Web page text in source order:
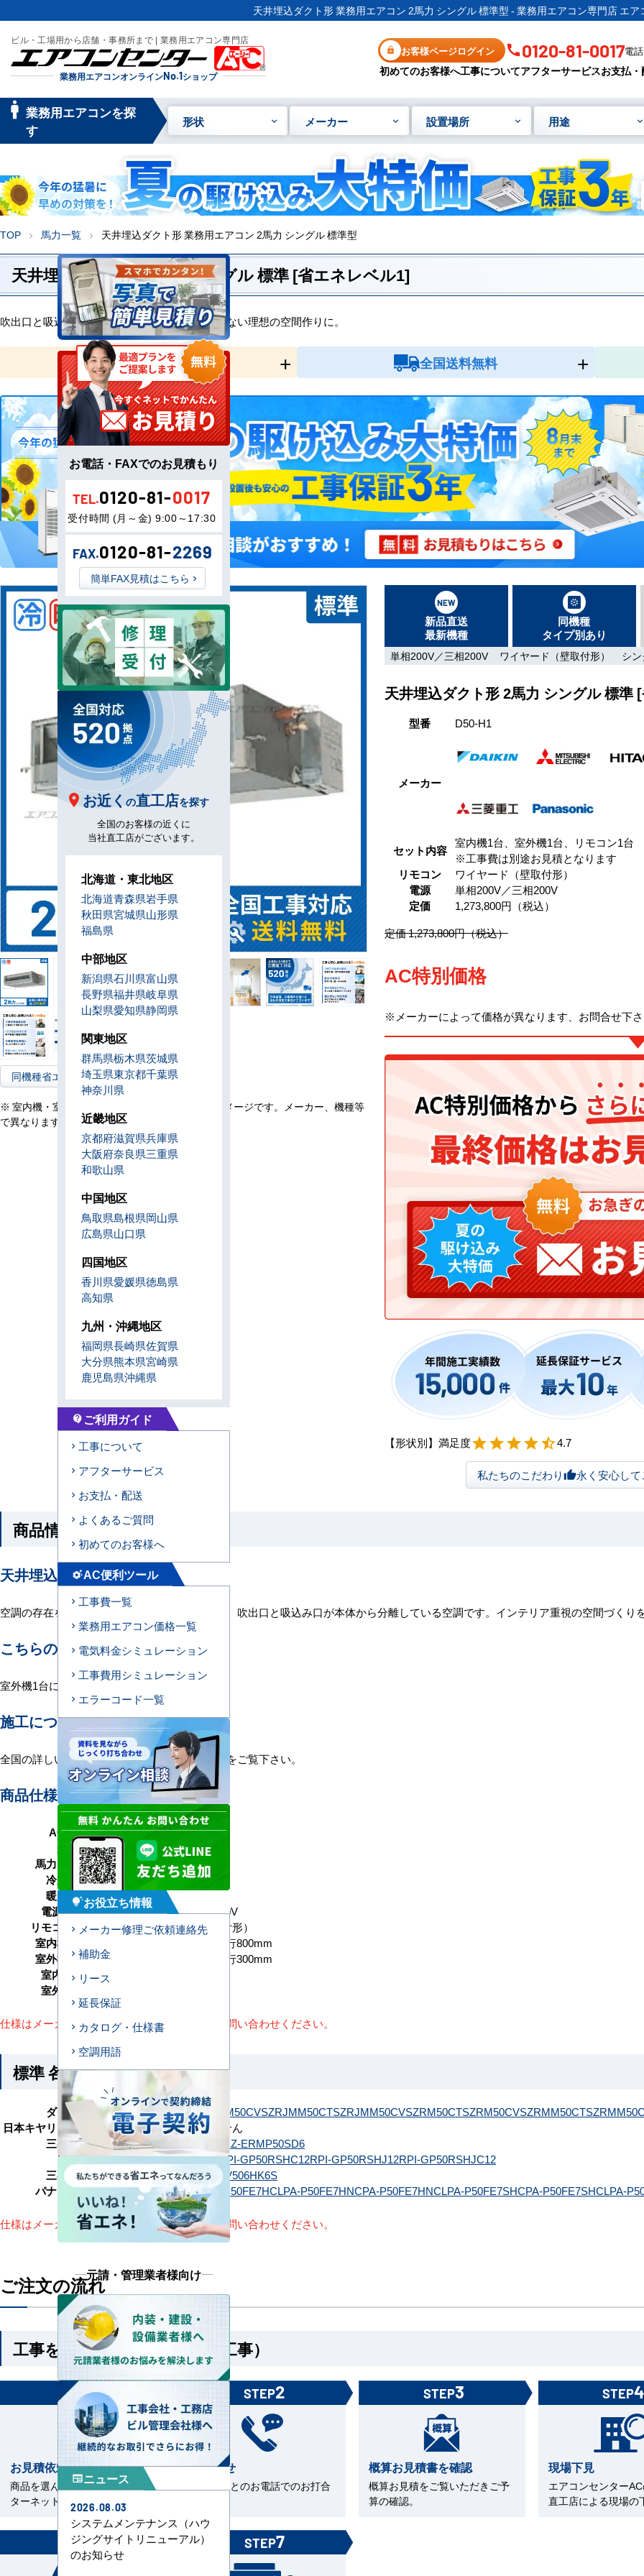
天井埋込ダクト形 業務用エアコン 2馬力 シングル 標準型 - 業務用エアコン専門店 エア
ビル・工場用から店舗・事務所まで | 業務用エアコン専門店
業務用エアコンオンラインNo.1ショップ
お客様ページログイン 0120-81-0017電
初めてのお客様へ工事についてアフターサービスお支払
manage_searc
業務用エアコンを探
す
形状 メーカー 設置場所 用途
TOP chevron_right 馬力一覧 chevron_right 天井埋込ダクト形 業務用エアコン 2馬力 シングル 標準型
天井埋込ダクト形 2馬力 シングル 標準 [省エネレベル1]
吹出口と吸込口を自由自在に配置可能。妥協しない理想の空間作りに。
全国工事対応 全国送料無料
同機種省エネ型へ
※ 室内機・室外機・リモコン・設置例の画像はイメージです。メーカー、機種等
で異なります。
新品直送
最新機種
同機種
タイプ別あり
単相200V／三相200V ワイヤード（壁取付形） シ
天井埋込ダクト形 2馬力 シングル 標準
型番 D50-H1
メーカー
セット内容
室内機1台、室外機1台、リモコン1台
※工事費は別途お見積となります
リモコン
ワイヤード（壁取付形）
電源
単相200V／三相200V
定価
1,273,800円（税込）
定価 1,273,800円（税込）
AC特別価格
※メーカーによって価格が異なります、お問合せ下
【形状別】満足度starstarstarstarstar_half4.7
私たちのこだわりthumb_up永く安心し
商品情報
天井埋込ダクト形エアコンの特長
空調の存在を感じさせない、ダクト形エアコン。吹出口と吸込み口が本体から分離している空調です。インテリア重視の空間づくり
こちらの機種について
室外機1台に室内機1台を接続する1対1構成。
施工について
全国の詳しい施工エリアに関しましてはこちら をご覧下さい。
商品仕様＜参考例＞
AC型番
D50-H1
形状
天井埋込ダクト形
馬力（能力）
2馬力 P50形
冷房能力
4.5（1.0～5.0） kW
暖房能力
4.5（1.0～5.6） kW
電源タイプ
単相200V／三相200V
リモコンタイプ
ワイヤード（壁取付形）
室内機サイズ
高さ300×幅700×奥行800mm
室外機サイズ
高さ629×幅799×奥行300mm
室内機重量
室外機重量
仕様はメーカーによって異なります。詳細はお問い合わせください。
標準 各メーカーの参考型番
ダイキン SZRJM50CTSZRJM50CVSZRJMM50CTSZRJMM50CVSZRM50CTSZRM50CVSZRMM50CT
日本キヤリア（旧：東芝）該当機種がありません
三菱電機
PEZ-ERMP50D6
PEZ-ERMP50SD6
日立
RPI-GP50RSH12RPI-GP50RSHC12RPI-GP50RSHJ12RPI-GP50RSHJC12
三菱重工
FDUV506H6SFDUV506HK6S
パナソニック
PA-P50FE7HCPA-P50FE7HCLPA-P50FE7HNCPA-P50FE7HNCLPA-P50FE7SHCPA-P50FE7SHCLPA-
仕様はメーカーによって異なります。詳細はお問い合わせください。
ご注文の流れ
工事を依頼される方（機器＋工事）
STEP1
お見積依頼
商品を選んで見積依頼をイン
ターネットまたはFAXで送信。
STEP2
お打合せ
当社担当とのお電話でのお打合
STEP3
概算お見積書を確認
概算お見積をご覧いただきご予
算の確認。
STEP4
現場下見
エアコンセンター
直工店による現場の
STEP6 STEP7
お電話・FAXでのお見積もり
TEL.0120-81-0017
受付時間 (月～金) 9:00～17:30
FAX.0120-81-2269
簡単FAX見積はこちら
お近く の直工店を探す
全国のお客様の近くに
当社直工店がございます。
北海道・東北地区
北海道青森県岩手県
秋田県宮城県山形県
福島県
中部地区
新潟県石川県富山県
長野県福井県岐阜県
山梨県愛知県静岡県
関東地区
群馬県栃木県茨城県
埼玉県東京都千葉県
神奈川県
近畿地区
京都府滋賀県兵庫県
大阪府奈良県三重県
和歌山県
中国地区
鳥取県島根県岡山県
広島県山口県
四国地区
香川県愛媛県徳島県
高知県
九州・沖縄地区
福岡県長崎県佐賀県
大分県熊本県宮崎県
鹿児島県沖縄県
contact_support ご利用ガイド
工事について
アフターサービス
お支払・配送
よくあるご質問
初めてのお客様へ
settings_suggestAC便利ツール
工事費一覧
業務用エアコン価格一覧
電気料金シミュレーション
工事費用シミュレーション
エラーコード一覧
tips_and_updatesお役立ち情報
メーカー修理ご依頼連絡先
補助金
リース
延長保証
カタログ・仕様書
空調用語
元請・管理業者様向け
newspaperニュース
2026.08.03
システムメンテナンス（ハウ
ジングサイトリニューアル）
のお知らせ